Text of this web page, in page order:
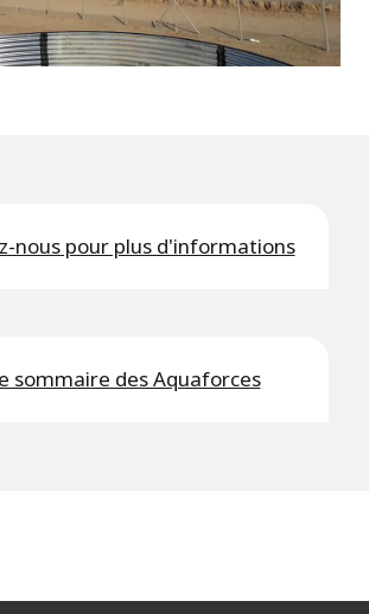
nous pour plus d'informations
sommaire des Aquaforces